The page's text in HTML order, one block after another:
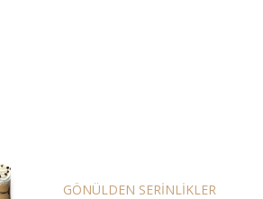
GÖNÜLDEN SERİNLİKLER